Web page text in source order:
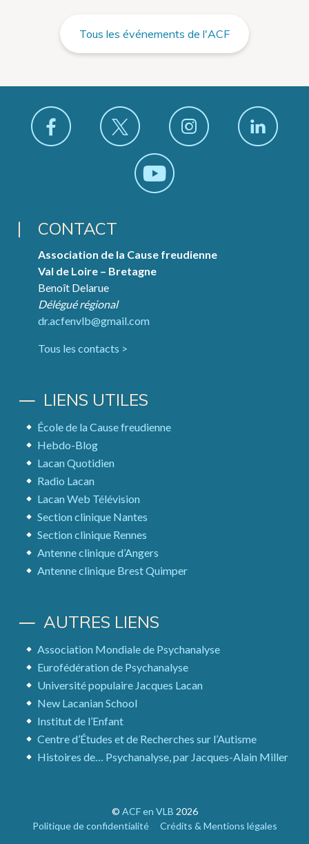
Tous les événements de l'ACF
CONTACT
Association de la Cause freudienne
Val de Loire – Bretagne
Benoît Delarue
Délégué régional
dr.acfenvlb@gmail.com
Tous les contacts >
LIENS UTILES
École de la Cause freudienne
Hebdo-Blog
Lacan Quotidien
Radio Lacan
Lacan Web Télévision
Section clinique Nantes
Section clinique Rennes
Antenne clinique d’Angers
Antenne clinique Brest Quimper
AUTRES LIENS
Association Mondiale de Psychanalyse
Eurofédération de Psychanalyse
Université populaire Jacques Lacan
New Lacanian School
Institut de l’Enfant
Centre d’Études et de Recherches sur l’Autisme
Histoires de… Psychanalyse, par Jacques-Alain Miller
© ACF en VLB 2026
Politique de confidentialité
Crédits & Mentions légales